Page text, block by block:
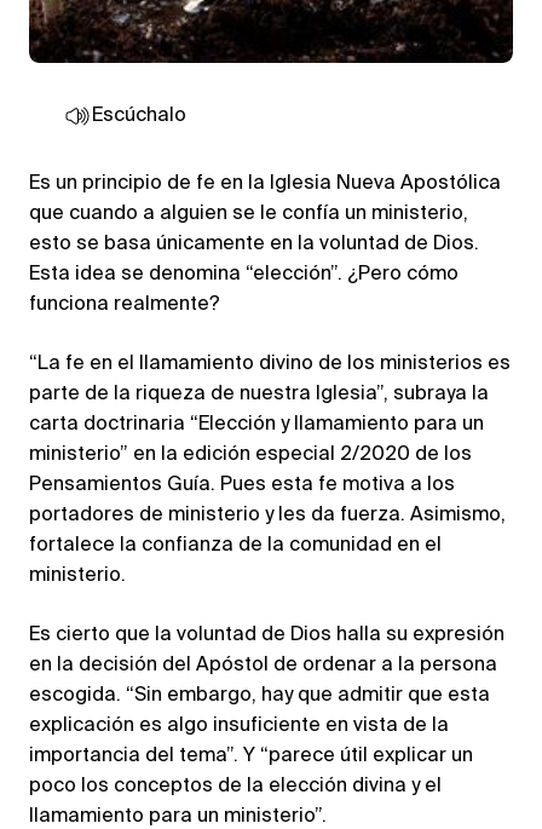
Escúchalo
Es un principio de fe en la Iglesia Nueva Apostólica
que cuando a alguien se le confía un ministerio,
esto se basa únicamente en la voluntad de Dios.
Esta idea se denomina “elección”. ¿Pero cómo
funciona realmente?
“La fe en el llamamiento divino de los ministerios es
parte de la riqueza de nuestra Iglesia”, subraya la
carta doctrinaria “Elección y llamamiento para un
ministerio” en la edición especial 2/2020 de los
Pensamientos Guía. Pues esta fe motiva a los
portadores de ministerio y les da fuerza. Asimismo,
fortalece la confianza de la comunidad en el
ministerio.
Es cierto que la voluntad de Dios halla su expresión
en la decisión del Apóstol de ordenar a la persona
escogida. “Sin embargo, hay que admitir que esta
explicación es algo insuficiente en vista de la
importancia del tema”. Y “parece útil explicar un
poco los conceptos de la elección divina y el
llamamiento para un ministerio”.